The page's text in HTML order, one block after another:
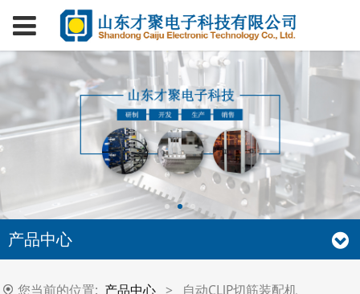
产品中心
您当前的位置: 产品中心 > 自动CLlP切筋装配机